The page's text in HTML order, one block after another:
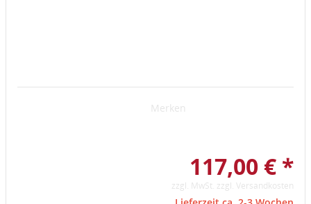
Merken
117,00 € *
zzgl. MwSt. zzgl. Versandkosten